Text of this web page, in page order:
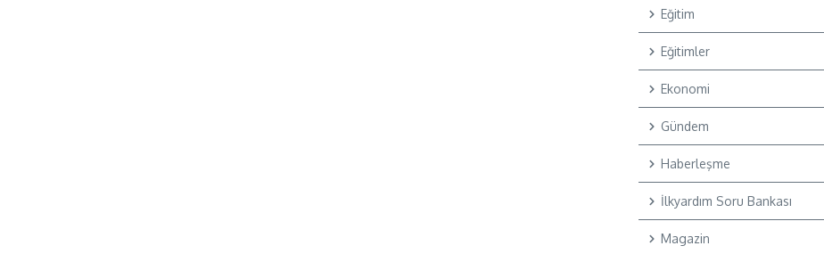
Eğitim
Eğitimler
Ekonomi
Gündem
Haberleşme
İlkyardım Soru Bankası
Magazin